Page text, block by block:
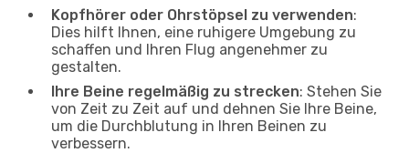
Kopfhörer oder Ohrstöpsel zu verwenden:
Dies hilft Ihnen, eine ruhigere Umgebung zu
schaffen und Ihren Flug angenehmer zu
gestalten.
Ihre Beine regelmäßig zu strecken: Stehen Sie
von Zeit zu Zeit auf und dehnen Sie Ihre Beine,
um die Durchblutung in Ihren Beinen zu
verbessern.